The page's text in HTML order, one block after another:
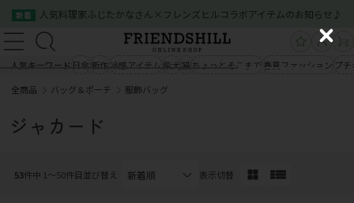
商品一覧
会社概要
新着 人気料理家ふじたかなさん×フレンズヒルコラボアイテムのお知らせ♪
人気キーワード 日傘 新作 冷感アイテム 柴犬猫 ちょっとそこまで 春夏ファッション プ
クイックオーダー
全商品 バッグ＆ポーチ 服飾バッグ
ジャカード
53件中 1〜50件目並び替え 表示切替
C
l